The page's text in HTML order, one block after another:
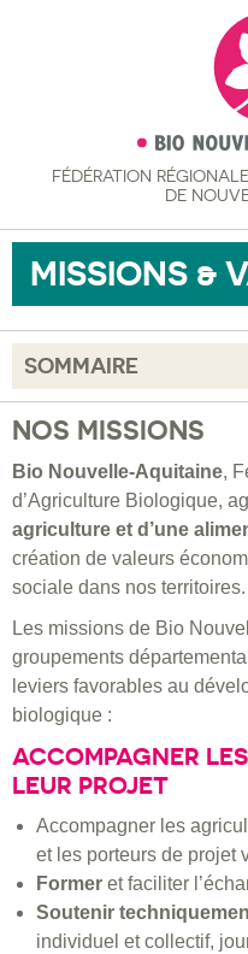
FÉDÉRATION RÉGIONALE
DE
MISSIONS &
SOMMAIRE
Nos valeurs
NOS MISSIONS
Bio Nouvelle-Aquitaine,
d’Agriculture Biologique,
agriculture et d’une
création de valeurs
sociale dans nos territoires.
Les missions de Bio
groupements
leviers favorables au
biologique :
ACCOMPAGNER
LEUR PROJET
Accompagner les
et les porteurs de projet
Former et faciliter
Soutenir
individuel et collectif,